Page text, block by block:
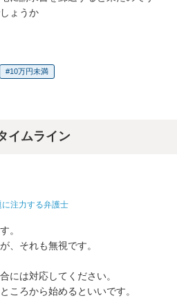
ょうか
10万円未満
イムライン
注力する弁護士
。
、それも無視です。
には対応してください。
ころから始めるといいです。